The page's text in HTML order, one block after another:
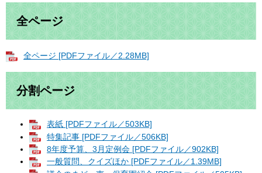
全ページ
全ページ [PDFファイル／2.28MB]
分割ページ
表紙 [PDFファイル／503KB]
特集記事 [PDFファイル／506KB]
8年度予算、3月定例会 [PDFファイル／902KB]
一般質問、クイズほか [PDFファイル／1.39MB]